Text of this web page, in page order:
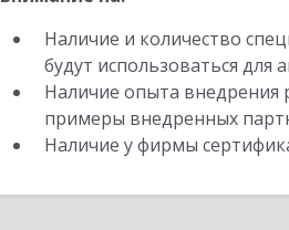
Наличие и количество
будут использоваться для
Наличие опыта внедрения
примеры внедренных
Наличие у фирмы